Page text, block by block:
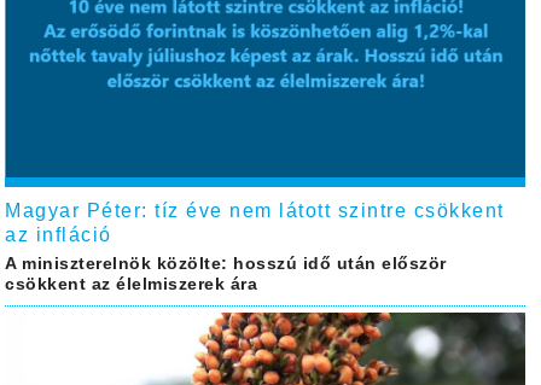
Magyar Péter: tíz éve nem látott szintre csökkent
az infláció
A miniszterelnök közölte: hosszú idő után először
csökkent az élelmiszerek ára